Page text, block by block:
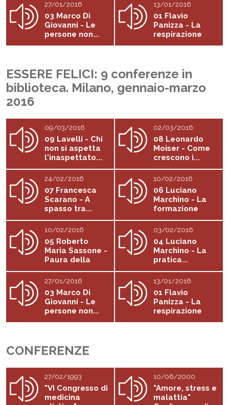
27/01/2016
03 Marco Di
Giovanni - Le
persone non...
13/01/2016
01 Flavio
Panizza - La
respirazione
come...
ESSERE FELICI: 9 conferenze in
biblioteca. Milano, gennaio-marzo
2016
09/03/2016
09 Lavelli - Chi
non si aspetta
l'inaspettato...
02/03/2016
08 Leonardo
Moiser - Come
crescono i...
24/02/2016
07 Francesca
Scarano - A
spasso tra...
10/02/2016
06 Luciano
Marchino - La
formazione
del...
10/02/2016
05 Roberto
Maria Sassone -
Paura della
felicità
03/02/2016
04 Luciano
Marchino - La
pratica...
27/01/2016
03 Marco Di
Giovanni - Le
persone non...
13/01/2016
01 Flavio
Panizza - La
respirazione
come...
CONFERENZE
27/02/1993
"VI Congresso di
medicina
10/06/2000
"Amore, stress e
malattia"